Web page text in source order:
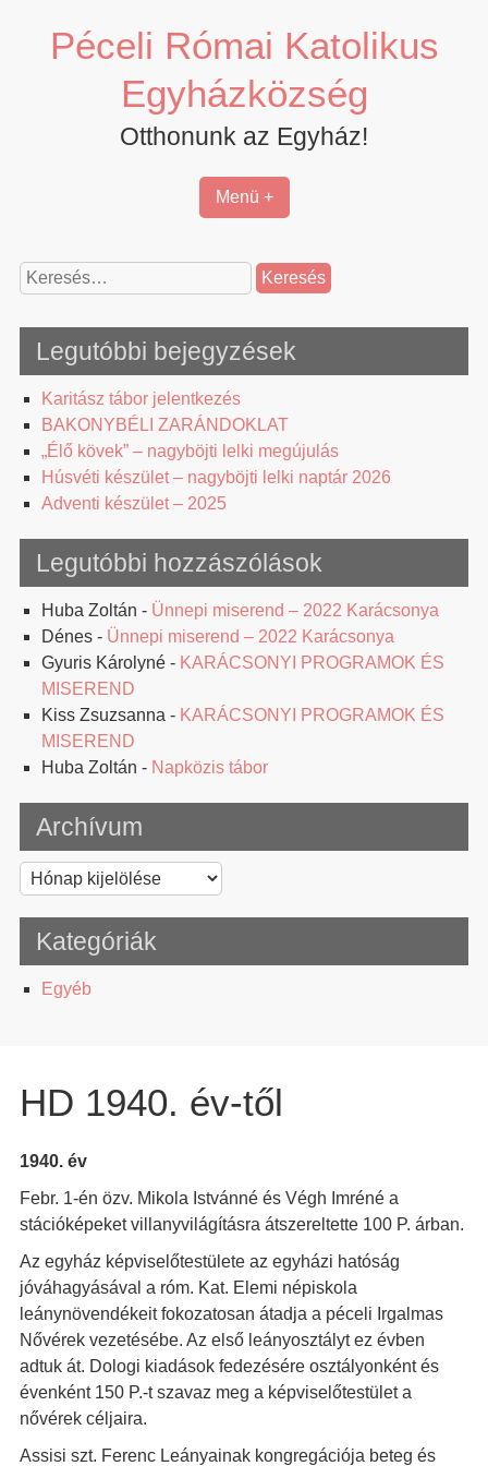
contentPéceli Római Katolikus
Egyházközség
Otthonunk az Egyház!
Menü +
Keresés:
Legutóbbi bejegyzések
Karitász tábor jelentkezés
BAKONYBÉLI ZARÁNDOKLAT
„Élő kövek” – nagyböjti lelki megújulás
Húsvéti készület – nagyböjti lelki naptár 2026
Adventi készület – 2025
Legutóbbi hozzászólások
Huba Zoltán - Ünnepi miserend – 2022 Karácsonya
Dénes- Ünnepi miserend – 2022 Karácsonya
Gyuris Károlyné- KARÁCSONYI PROGRAMOK ÉS
MISEREND
Kiss Zsuzsanna - KARÁCSONYI PROGRAMOK ÉS
MISEREND
Huba Zoltán - Napközis tábor
Archívum
Archívum
Kategóriák
Egyéb
HD 1940. év-től
1940. év
Febr. 1-én özv. Mikola Istvánné és Végh Imréné a
stációképeket villanyvilágításra átszereltette 100 P. árban.
Az egyház képviselőtestülete az egyházi hatóság
jóváhagyásával a róm. Kat. Elemi népiskola
leánynövendékeit fokozatosan átadja a péceli Irgalmas
Nővérek vezetésébe. Az első leányosztályt ez évben
adtuk át. Dologi kiadások fedezésére osztályonként és
évenként 150 P.-t szavaz meg a képviselőtestület a
nővérek céljaira.
Assisi szt. Ferenc Leányainak kongregációja beteg és